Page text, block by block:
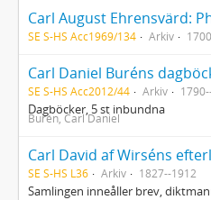
SE S-HS Acc1969/134 Arkiv
Carl Daniel Buréns
SE S-HS Acc2012/44 Arkiv
Dagböcker, 5 st inbundna
Burén, Carl Daniel
Carl David af Wirséns
SE S-HS L36 Arkiv 1827--1912
Samlingen inneåller brev,